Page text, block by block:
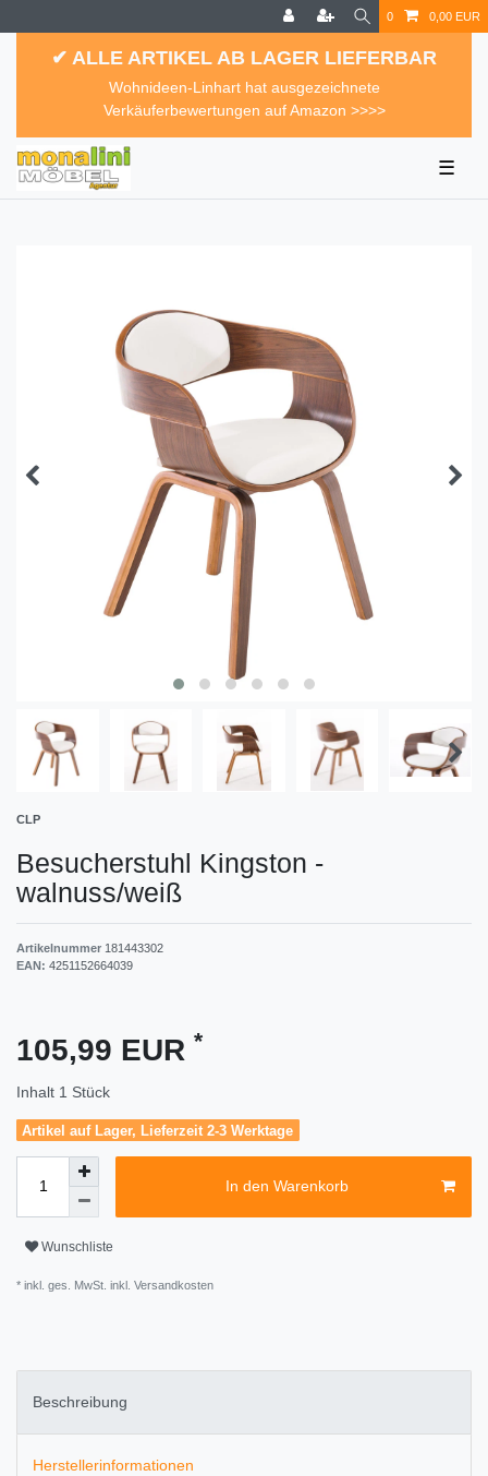
0 0,00 EUR
✔ ALLE ARTIKEL AB LAGER LIEFERBAR
Wohnideen-Linhart hat ausgezeichnete
Verkäuferbewertungen auf Amazon >>>>
☰
CLP
Besucherstuhl Kingston -
walnuss/weiß
Artikelnummer 181443302
EAN: 4251152664039
105,99 EUR *
Inhalt 1 Stück
Artikel auf Lager, Lieferzeit 2-3 Werktage
In den Warenkorb
Wunschliste
* inkl. ges. MwSt. inkl. Versandkosten
Beschreibung
Herstellerinformationen